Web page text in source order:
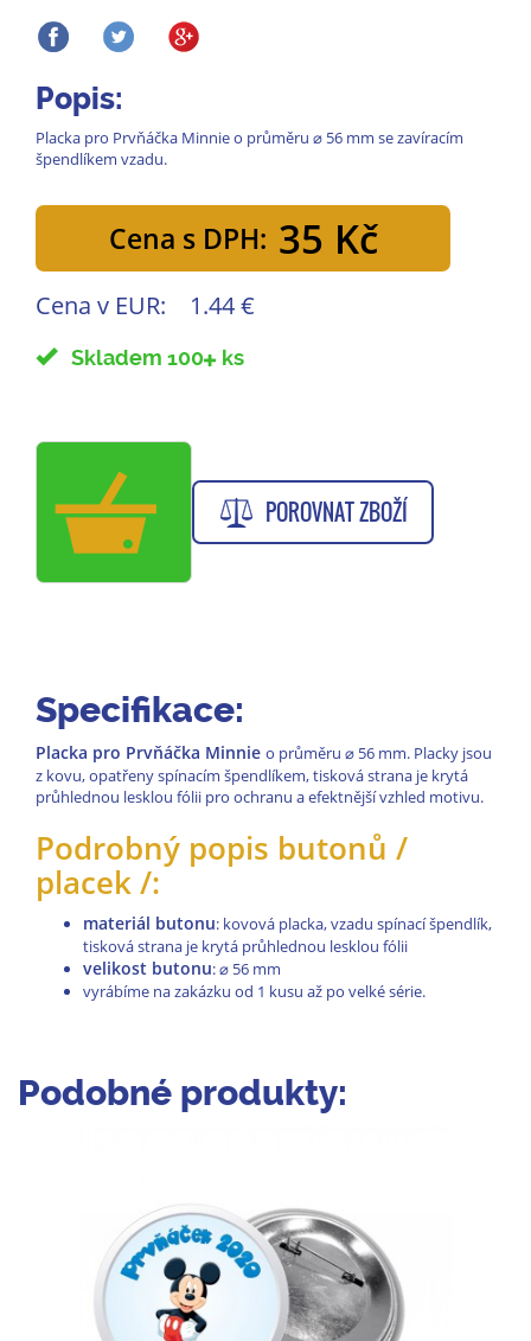
Popis:
Placka pro Prvňáčka Minnie o průměru ⌀ 56 mm se zavíracím
špendlíkem vzadu.
Cena s DPH: 35 Kč
Cena v EUR: 1.44 €
Skladem 100 ks
POROVNAT ZBOŽÍ
Specifikace:
Placka pro Prvňáčka Minnie o průměru ⌀ 56 mm. Placky jsou
z kovu, opatřeny spínacím špendlíkem, tisková strana je krytá
průhlednou lesklou fólii pro ochranu a efektnější vzhled motivu.
Podrobný popis butonů /
placek /:
materiál butonu: kovová placka, vzadu spínací špendlík,
tisková strana je krytá průhlednou lesklou fólii
velikost butonu:⌀ 56 mm
vyrábíme na zakázku od 1 kusu až po velké série.
Podobné produkty: